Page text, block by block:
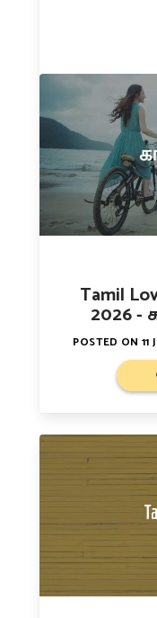
Tamil
2026
POSTED ON11